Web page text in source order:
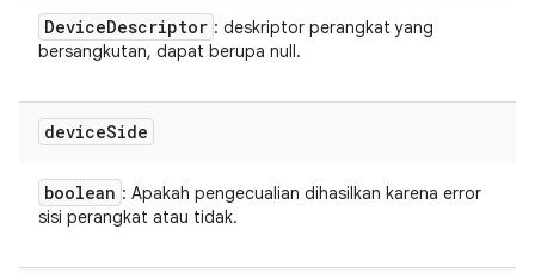
DeviceDescriptor : deskriptor perangkat yang
bersangkutan, dapat berupa null.
deviceSide
boolean : Apakah pengecualian dihasilkan karena error
sisi perangkat atau tidak.